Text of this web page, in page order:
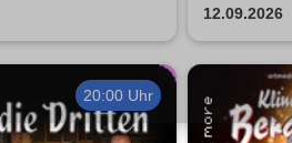
12.09.2026
20:00 Uhr